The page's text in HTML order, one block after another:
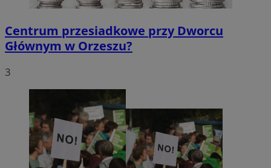
Centrum przesiadkowe przy Dworcu
Głównym w Orzeszu?
3